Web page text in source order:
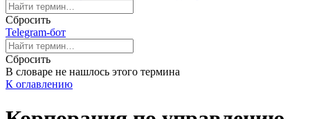
Сбросить
Telegram-бот
Сбросить
В словаре не нашлось этого термина
К оглавлению